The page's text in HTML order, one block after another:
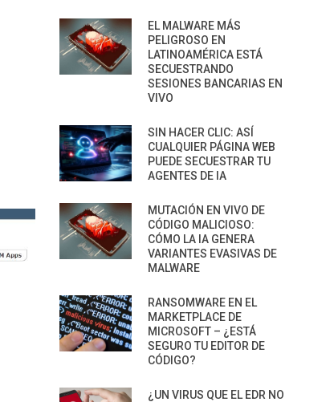
EL MALWARE MÁS
PELIGROSO EN
LATINOAMÉRICA ESTÁ
SECUESTRANDO
SESIONES BANCARIAS EN
VIVO
SIN HACER CLIC: ASÍ
CUALQUIER PÁGINA WEB
PUEDE SECUESTRAR TU
AGENTES DE IA
MUTACIÓN EN VIVO DE
CÓDIGO MALICIOSO:
CÓMO LA IA GENERA
VARIANTES EVASIVAS DE
MALWARE
RANSOMWARE EN EL
MARKETPLACE DE
MICROSOFT – ¿ESTÁ
SEGURO TU EDITOR DE
CÓDIGO?
¿UN VIRUS QUE EL EDR NO